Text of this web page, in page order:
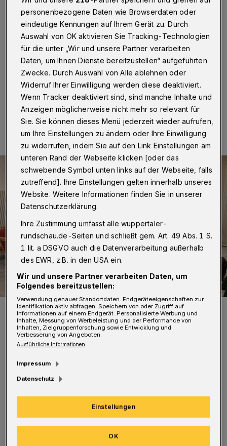
Wuppertal· Einen Tag nachdem ihn CDU und Grüne
zum Kandidaten für die Oberbürgermeister-Wahl mit
mehr als 85 Prozent der Stimmen nominiert hatten, traf
sich Prof. Dr. Uwe Schneidewind am Samstag (8.
Februar 2020) mit Mitgliedern der Ronsdorfer CDU.
10.02.2020 , 12:01 Uhr Eine Minute Lesezeit
Gruppenfoto mit Prof. Uwe Schneidewind und den Ronsdorfer
CDU-Mitgliedern.
Foto: CDU
„die anstehenden Aufgaben und
September zu besprechen“, so die CDU.
personenbezogene Daten wie Browserdaten oder
eindeutige Kennungen auf Ihrem Gerät zu. Durch
Auswahl von OK aktivieren Sie Tracking-Technologien
für die unter „Wir und unsere Partner verarbeiten
Daten, um Ihnen Dienste bereitzustellen“ aufgeführten
Zwecke. Durch Auswahl von Alle ablehnen oder
Widerruf Ihrer Einwilligung werden diese deaktiviert.
Wenn Tracker deaktiviert sind, sind manche Inhalte und
Anzeigen möglicherweise nicht mehr so relevant für
Sie. Sie können dieses Menü jederzeit wieder aufrufen,
um Ihre Einstellungen zu ändern oder Ihre Einwilligung
zu widerrufen, indem Sie auf den Link Einstellungen am
unteren Rand der Webseite klicken [oder das
schwebende Symbol unten links auf der Webseite, falls
zutreffend]. Ihre Einstellungen gelten innerhalb unseres
Website. Weitere Informationen finden Sie in unserer
Datenschutzerklärung.
Ihre Zustimmung umfasst alle wuppertaler-
rundschau.de-Seiten und schließt gem. Art. 49 Abs. 1 S.
1 lit. a DSGVO auch die Datenverarbeitung außerhalb
des EWR, z.B. in den USA ein.
Wir und unsere Partner verarbeiten Daten, um
Folgendes bereitzustellen:
Verwendung genauer Standortdaten. Endgeräteeigenschaften zur
Identifikation aktiv abfragen. Speichern von oder Zugriff auf
Informationen auf einem Endgerät. Personalisierte Werbung und
Inhalte, Messung von Werbeleistung und der Performance von
Inhalten, Zielgruppenforschung sowie Entwicklung und
Verbesserung von Angeboten.
Ausführliche Informationen
Impressum
Datenschutz
Einstellungen
OK